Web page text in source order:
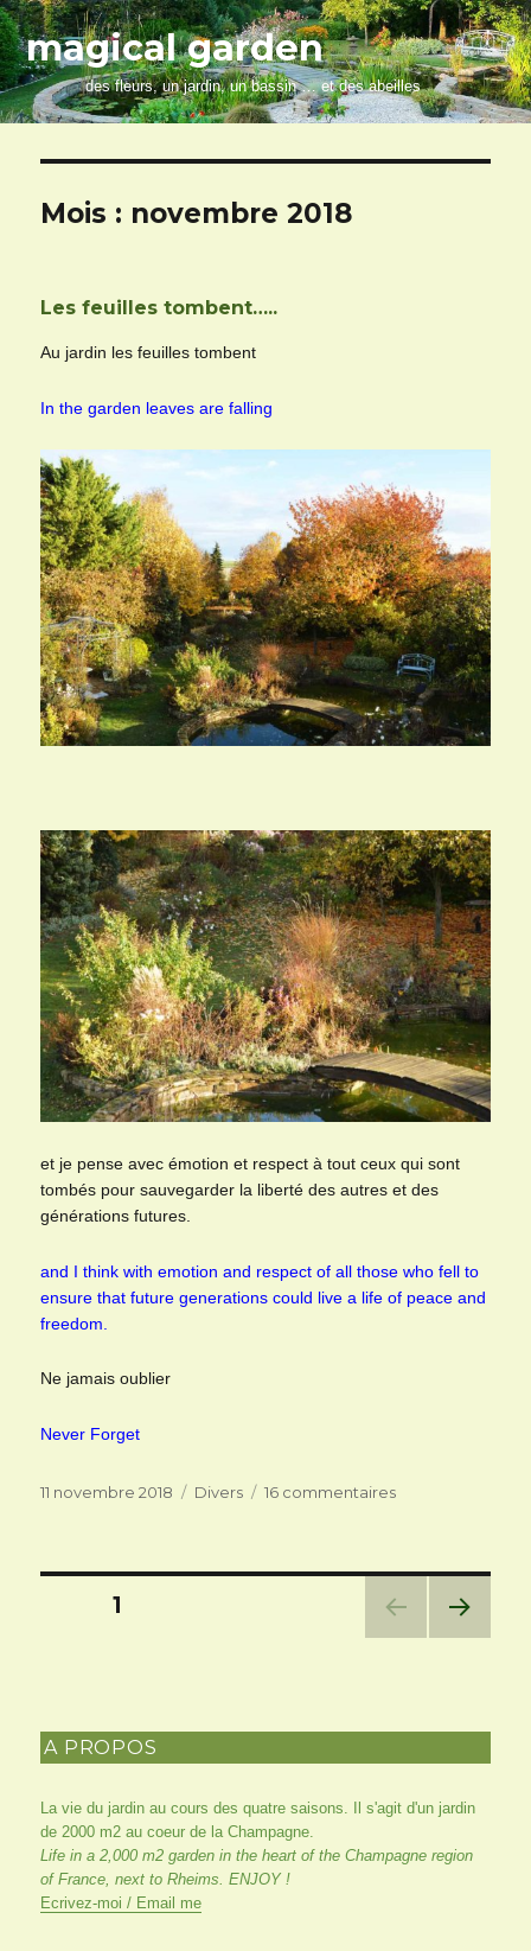
magical garden
des fleurs, un jardin, un bassin … et des abeilles
Mois : novembre 2018
Les feuilles tombent…..
Au jardin les feuilles tombent
In the garden leaves are falling
et je pense avec émotion et respect à tout ceux qui sont
tombés pour sauvegarder la liberté des autres et des
générations futures.
and I think with emotion and respect of all those who fell to
ensure that future generations could live a life of peace and
freedom.
Ne jamais oublier
Never Forget
Publié
11 novembre 2018 Catégories
Divers 16 commentairessur
Pagination
PAGE1
E
A PROPOS
La vie du jardin au cours des quatre saisons. Il s'agit d'un jardin
de 2000 m2 au coeur de la Champagne.
Life in a 2,000 m2 garden in the heart of the Champagne region
of France, next to Rheims. ENJOY !
Ecrivez-moi / Email me